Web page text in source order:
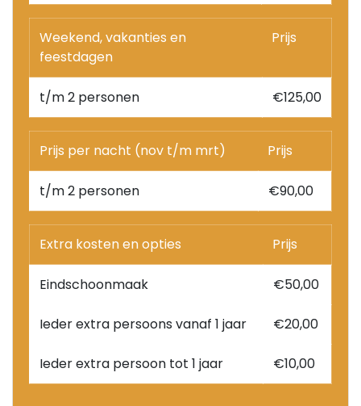
Weekend, vakanties en
feestdagen
Prijs
t/m 2 personen €125,00
Prijs per nacht (nov t/m mrt) Prijs
t/m 2 personen €90,00
Extra kosten en opties Prijs
Eindschoonmaak €50,00
Ieder extra persoons vanaf 1 jaar €20,00
Ieder extra persoon tot 1 jaar €10,00